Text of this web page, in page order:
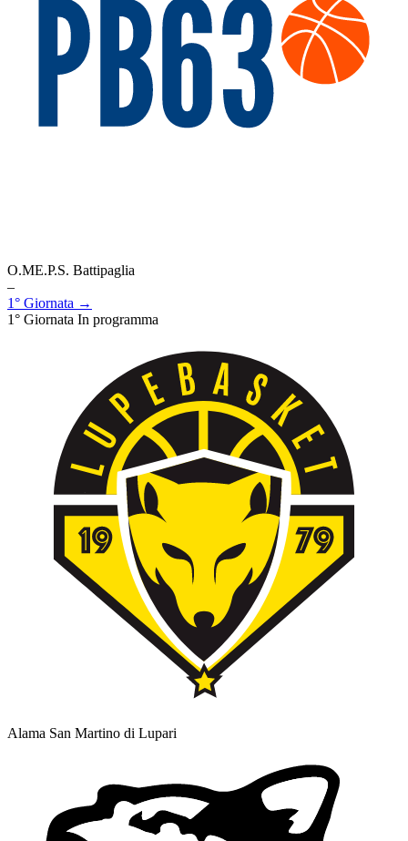
O.ME.P.S. Battipaglia
–
1° Giornata →
1° Giornata In programma
Alama San Martino di Lupari